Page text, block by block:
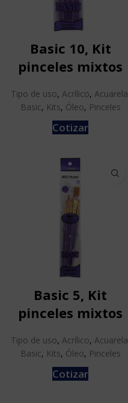
Basic 10, Kit
pinceles mixtos
Tipo de uso, Acrílico, Acuarela
Basic, Kits, Óleo, Pinceles
Cotizar
Basic 5, Kit
pinceles mixtos
Tipo de uso, Acrílico, Acuarela
Basic, Kits, Óleo, Pinceles
Cotizar